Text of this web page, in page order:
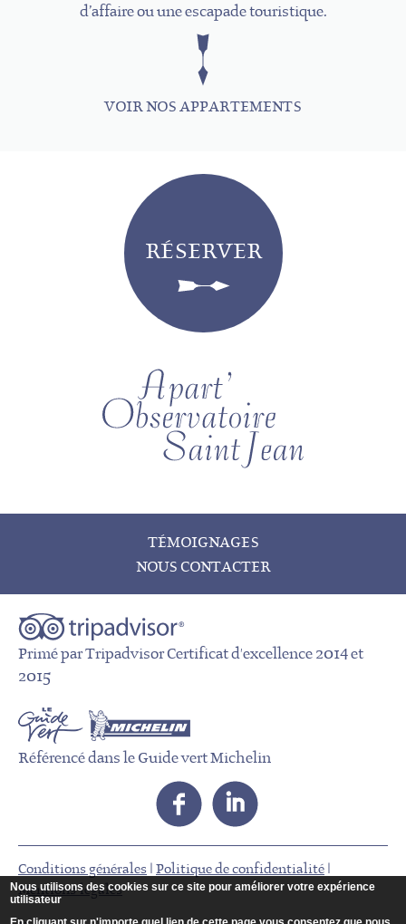
d’affaire ou une escapade touristique.
VOIR NOS APPARTEMENTS
RÉSERVER
TÉMOIGNAGES
NOUS CONTACTER
Primé par Tripadvisor Certificat d'excellence 2014 et
2015
Référencé dans le Guide vert Michelin
Conditions générales | Politique de confidentialité |
Mentions légales
Nous utilisons des cookies sur ce site pour améliorer votre expérience
utilisateur